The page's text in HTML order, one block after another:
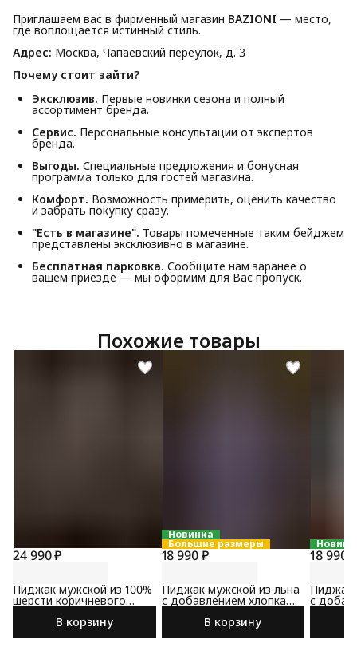
Приглашаем вас в фирменный магазин BAZIONI — место,
где воплощается истинный стиль.
Адрес: Москва, Чапаевский переулок, д. 3
Почему стоит зайти?
Эксклюзив. Первые новинки сезона и полный
ассортимент бренда.
Сервис. Персональные консультации от экспертов
бренда.
Выгоды. Специальные предложения и бонусная
программа только для гостей магазина.
Комфорт. Возможность примерить, оценить качество
и забрать покупку сразу.
"Есть в магазине". Товары помеченные таким бейджем
представлены эксклюзивно в магазине.
Бесплатная парковка. Сообщите нам заранее о
вашем приезде — мы оформим для Вас пропуск.
Похожие товары
24 990 ₽
Пиджак мужской из 100%
шерсти коричневого
цвета
В корзину
Новинка
Большие размеры
18 990 ₽
Пиджак мужской из льна
с добавлением хлопка
сине-коричневого цвета
В корзину
18 990 ₽
Пиджак
с